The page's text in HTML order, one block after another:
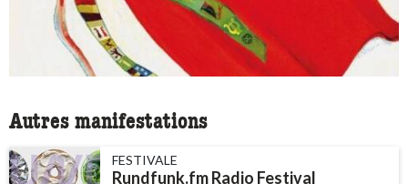
Autres manifestations
FESTIVALE
Rundfunk.fm Radio Festival